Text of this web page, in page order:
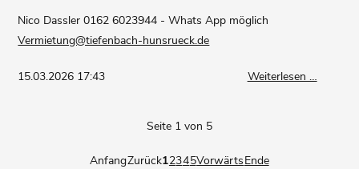
Nico Dassler 0162 6023944 - Whats App möglich
Vermietung@tiefenbach-hunsrueck.de
15.03.2026 17:43 Weiterlesen …
Seite 1 von 5
AnfangZurück12345VorwärtsEnde